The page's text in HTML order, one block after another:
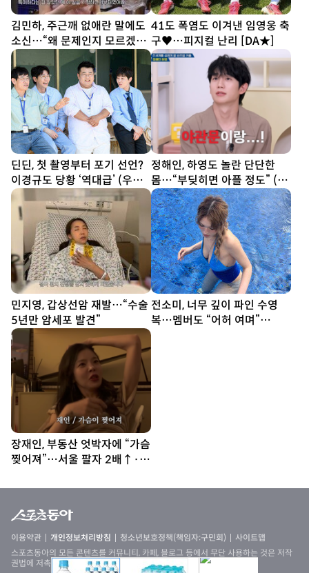
김민하, 주근깨 없애란 말에도
소신…“왜 문제인지 모르겠다”
(전현무계획4)
41도 폭염도 이겨낸 임영웅 축
구♥…피지컬 난리 [DA★]
딘딘, 첫 촬영부터 포기 선언?
이경규도 당황 ‘역대급’ (우리
동네 전성시대)
정해인, 하영도 놀란 단단한
몸…“부딪히면 아플 정도” (옥
문아)
민지영, 갑상선암 재발…“수술
5년만 암세포 발견”
전소미, 너무 깊이 파인 수영
복…멤버도 “어허 여며”
장재인, 부동산 엇박자에 “가슴
찢어져”…서울 팔자 2배↑·김
이용약관 개인정보처리방침 청소년보호정책(책임자:구민회)
사이트맵
스포츠동아의 모든 콘텐츠를 커뮤니티, 카페, 블로그 등에서 무단 사용하는 것은 저작
권법에 저촉되며, 법적 제재를 받을 수 있습니다